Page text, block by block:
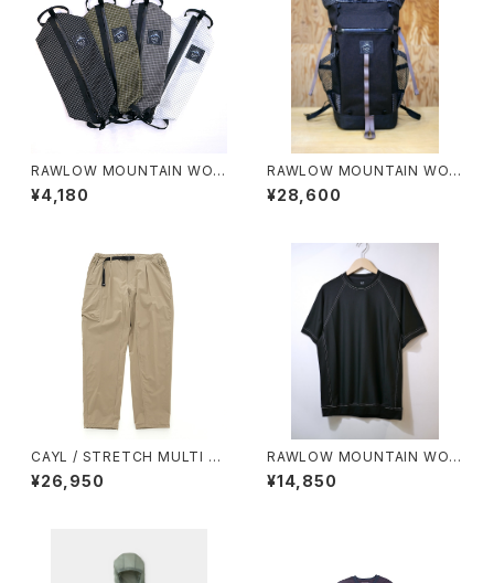
RAWLOW MOUNTAIN WOR
KS / STORAGE SACK（M）
¥4,180
RAWLOW MOUNTAIN WOR
KS / BAMBI（BLACK）
¥28,600
CAYL / STRETCH MULTI P
OCKET PANTS（BEIGE）
¥26,950
RAWLOW MOUNTAIN WOR
KS / DAD LITE CREW
¥14,850